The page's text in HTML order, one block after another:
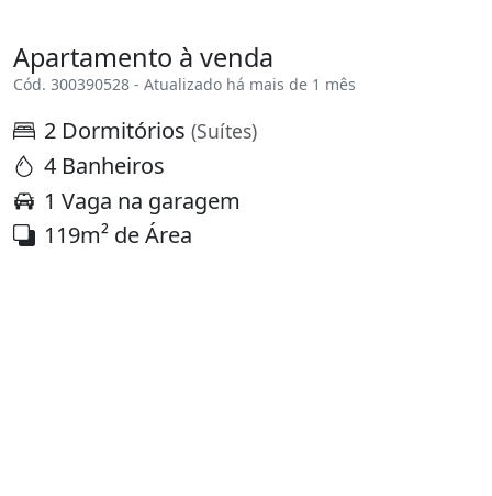
Armários
Asa Sul, Brasília - DF
Apartamento à venda
Cód. 300390528 - Atualizado há mais de 1 mês
2 Dormitórios